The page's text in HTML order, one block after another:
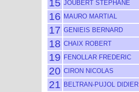
15 JOUBERT STEPHANE
16 MAURO MARTIAL
17 GENIEIS BERNARD
18 CHAIX ROBERT
19 FENOLLAR FREDERIC
20 CIRON NICOLAS
21 BELTRAN-PUJOL DIDIER